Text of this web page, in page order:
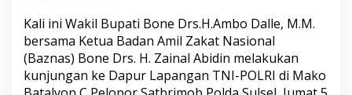
e
W
a
b
u
Kali ini Wakil Bupati Bone Drs.H.Ambo Dalle, M.M.
bersama Ketua Badan Amil Zakat Nasional
(Baznas) Bone Drs. H. Zainal Abidin melakukan
kunjungan ke Dapur Lapangan TNI-POLRI di Mako